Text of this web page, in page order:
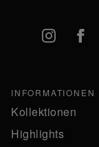
INFORMATIONEN
Kollektionen
Highlights